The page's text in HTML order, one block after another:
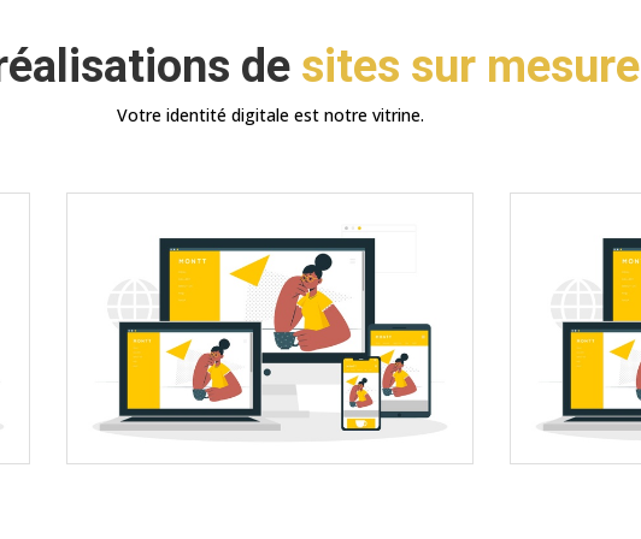
desites sur mesure
Votre identité digitale est notre vitrine.